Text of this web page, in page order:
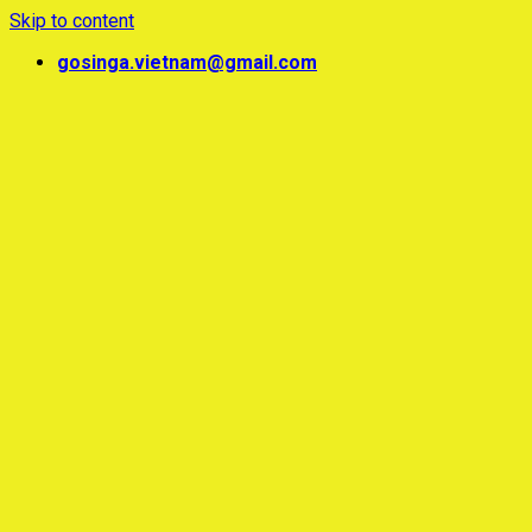
Skip to content
gosinga.vietnam@gmail.com